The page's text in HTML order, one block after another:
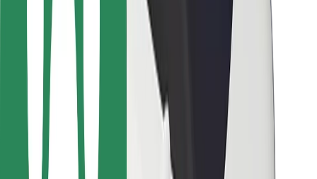
მძღოლებისთვის
კურიერებისთვის
Bolt Food
ავტოპარკის მფლობელებისთვის
რესტორნებისთვის
Bolt for Business